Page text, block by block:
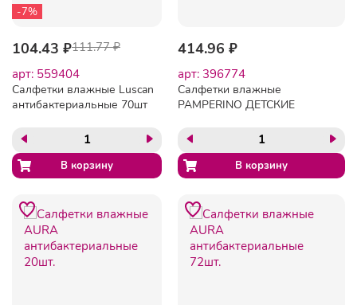
-7%
104.43 ₽111.77 ₽
арт: 559404
Салфетки влажные Luscan
антибактериальные 70шт
414.96 ₽
арт: 396774
Салфетки влажные
PAMPERINO ДЕТСКИЕ
клапаном